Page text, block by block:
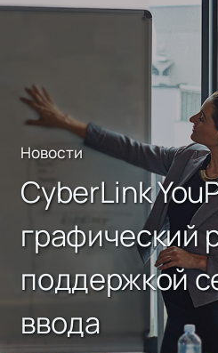
Новости
CyberLink
графический
поддержкой
ввода